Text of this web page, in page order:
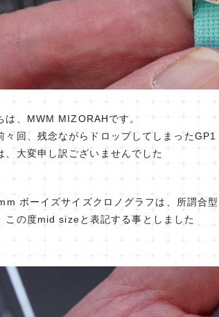
は、MWM MIZORAHです。
々回、残念ながらドロップしてしまったGP1
、大変申し訳ございませんでした
ボーイズサイズクロノグラフは、所謂合
この度mid sizeと表記する事としました